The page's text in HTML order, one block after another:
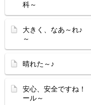
科～
大きく、なあ
～
晴れた～♪
安心、安全
ール～